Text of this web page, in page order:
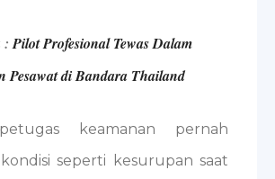
:Pilot Profesional Tewas Dalam
Pesawat di Bandara Thailand
keamanan pernah
seperti kesurupan saat